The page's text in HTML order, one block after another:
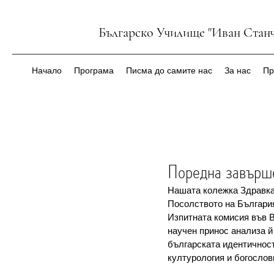
Българско Училище "Иван
Начало Програма Писма до самите нас За нас
Поредна
Нашата колежка
Посолството на
Изпитната комисия във
научен принос анализа
българската
културология и